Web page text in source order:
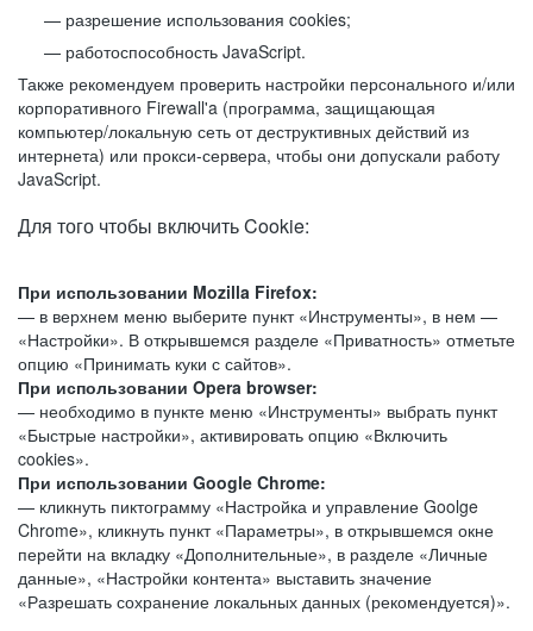
разрешение использования cookies;
работоспособность JavaScript.
Также рекомендуем проверить настройки персонального и/или
корпоративного Firewall'a (программа, защищающая
компьютер/локальную сеть от деструктивных действий из
интернета) или прокси-сервера, чтобы они допускали работу
JavaScript.
Для того чтобы включить Cookie:
При использовании Mozilla Firefox:
— в верхнем меню выберите пункт «Инструменты», в нем —
«Настройки». В открывшемся разделе «Приватность» отметьте
опцию «Принимать куки с сайтов».
При использовании Opera browser:
— необходимо в пункте меню «Инструменты» выбрать пункт
«Быстрые настройки», активировать опцию «Включить
cookies».
При использовании Google Chrome:
— кликнуть пиктограмму «Настройка и управление Goolge
Chrome», кликнуть пункт «Параметры», в открывшемся окне
перейти на вкладку «Дополнительные», в разделе «Личные
данные», «Настройки контента» выставить значение
«Разрешать сохранение локальных данных (рекомендуется)».